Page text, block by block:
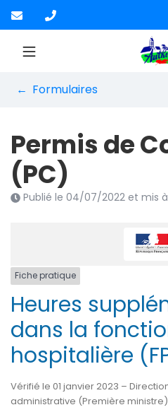
Aller
au
contenu
Formulaires
Permis de
(PC)
Publié le 04/07/2022 et mis
Fiche pratique
Heures
dans la
hospitalière
Vérifié le 01 janvier 2023 –
administrative (Première ministre)